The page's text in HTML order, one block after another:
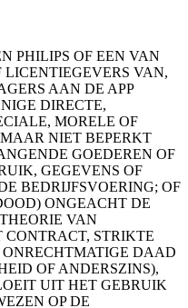
PHILIPS OF EEN VAN
LICENTIEGEVERS VAN,
AAN DE APP
DIRECTE,
MORELE OF
NIET BEPERKT
GOEDEREN OF
GEGEVENS OF
BEDRIJFSVOERING; OF
ONGEACHT DE
VAN
STRIKTE
DAAD
OF ANDERSZINS),
UIT HET GEBRUIK
OP DE